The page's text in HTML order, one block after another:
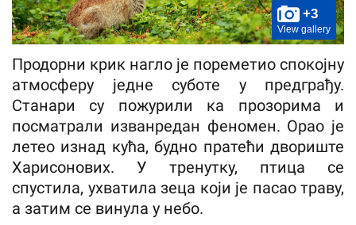
+3
View gallery
Продорни крик нагло је пореметио спокојну
атмосферу једне суботе у предграђу.
Станари су пожурили ка прозорима и
посматрали изванредан феномен. Орао је
летео изнад кућа, будно пратећи двориште
Харисонових. У тренутку, птица се
спустила, ухватила зеца који је пасао траву,
а затим се винула у небо.